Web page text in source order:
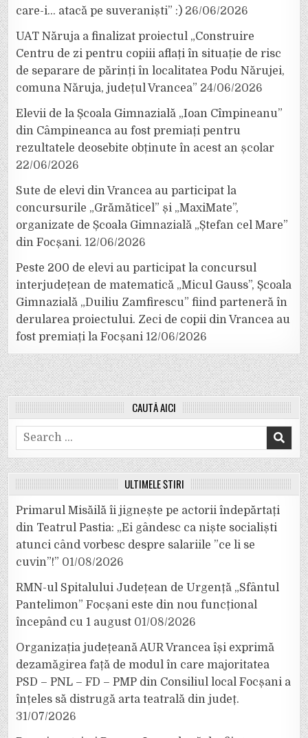
care-i… atacă pe suveraniști” :) 26/06/2026
UAT Năruja a finalizat proiectul „Construire
Centru de zi pentru copiii aflați în situație de risc
de separare de părinți în localitatea Podu Nărujei,
comuna Năruja, județul Vrancea” 24/06/2026
Elevii de la Școala Gimnazială „Ioan Cîmpineanu”
din Câmpineanca au fost premiați pentru
rezultatele deosebite obținute în acest an școlar
22/06/2026
Sute de elevi din Vrancea au participat la
concursurile „Grămăticel” și „MaxiMate”,
organizate de Școala Gimnazială „Ștefan cel Mare”
din Focșani. 12/06/2026
Peste 200 de elevi au participat la concursul
interjudețean de matematică „Micul Gauss”, Școala
Gimnazială „Duiliu Zamfirescu” fiind parteneră în
derularea proiectului. Zeci de copii din Vrancea au
fost premiați la Focșani 12/06/2026
CAUTĂ AICI
Search
for:
ULTIMELE ȘTIRI
Primarul Misăilă îi jignește pe actorii îndepărtați
din Teatrul Pastia: „Ei gândesc ca niște socialiști
atunci când vorbesc despre salariile ”ce li se
cuvin”!” 01/08/2026
RMN-ul Spitalului Județean de Urgență „Sfântul
Pantelimon” Focșani este din nou funcțional
începând cu 1 august 01/08/2026
Organizația județeană AUR Vrancea își exprimă
dezamăgirea față de modul în care majoritatea
PSD – PNL – FD – PMP din Consiliul local Focșani a
înțeles să distrugă arta teatrală din județ.
31/07/2026